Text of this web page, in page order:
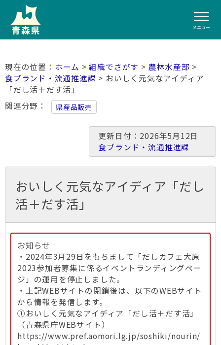
メニュー
ホーム >組織でさがす > 農林水産部 >
食ブランド・流通推進課 > おいしく元気なアイディア
「だし活＋だす活」
関連分野
県産品販売
更新日付：2026年5月12日
食ブランド・流通推進課
おいしく元気なアイディア「だし
活＋だす活」
お知らせ
・2024年3月29日をもちまして「だしカフェ大原
2023参加者募集に係るイベントランディングペー
ジ」の運用を停止しました。
・上記WEBサイトの閉鎖後は、以下のWEBサイト
から情報を発信します。
①おいしく元気なアイディア「だし活＋だす活」
（青森県庁WEBサイト）
https://www.pref.aomori.lg.jp/soshiki/nourin/